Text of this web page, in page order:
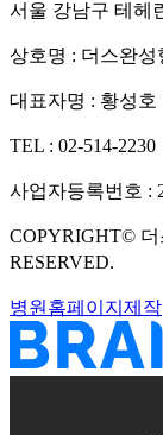
서울 강남구 테헤
상호명 : 더스완성
대표자명 : 황성호
TEL : 02-514-2230
사업자등록번호 :
COPYRIGHT©
RESERVED.
병원홈페이지제작